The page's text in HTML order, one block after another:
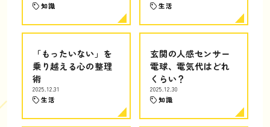
知識 生活
「もったいない」を
乗り越える心の整理
術
2025.12.31
生活
玄関の人感センサー
電球、電気代はどれ
くらい？
2025.12.30
知識